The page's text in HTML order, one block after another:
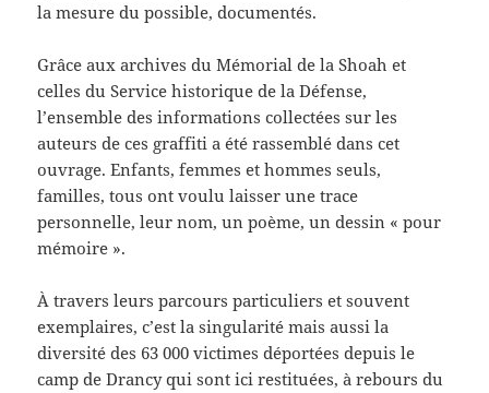
la mesure du possible, documentés.
Grâce aux archives du Mémorial de la Shoah et
celles du Service historique de la Défense,
l’ensemble des informations collectées sur les
auteurs de ces graffiti a été rassemblé dans cet
ouvrage. Enfants, femmes et hommes seuls,
familles, tous ont voulu laisser une trace
personnelle, leur nom, un poème, un dessin « pour
mémoire ».
À travers leurs parcours particuliers et souvent
exemplaires, c’est la singularité mais aussi la
diversité des 63 000 victimes déportées depuis le
camp de Drancy qui sont ici restituées, à rebours du